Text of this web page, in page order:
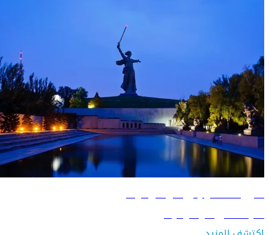
دليل السفر إلى فولغوغراد
تعرّف على فولغوغراد